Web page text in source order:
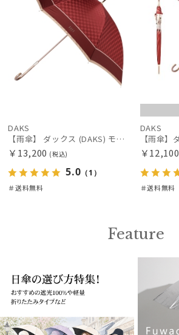
OTHER BRAND
アザーブランド
PAUL&JOE ACCESSOIRES
ポールアンドジョー アクセソワ
スウォッシュロンドン
傘機能
DAKS
【雨傘】 ダックス (DAKS) モノグラムジャガード 長傘 【公式ムーンバット】 レディース 日本製 軽量 グラスファイバー ギフト ギフト
￥13,200 (税込)
5.0 （1）
＃送料無料
DAKS
￥12,100
＃送料無料
Feature